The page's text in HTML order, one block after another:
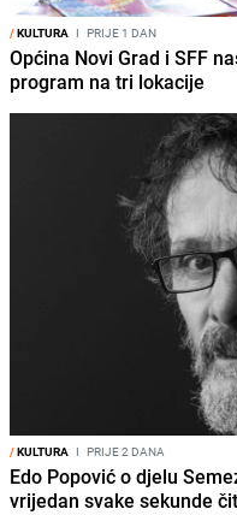
/KULTURA I PRIJE 1 DAN
Općina Novi Grad i SFF
program na tri lokacije
/KULTURA I PRIJE 2 DANA
Edo Popović o djelu
vrijedan svake sekunde